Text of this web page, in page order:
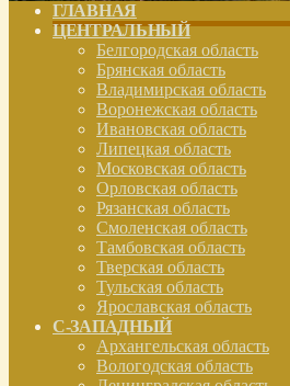
ГЛАВНАЯ
ЦЕНТРАЛЬНЫЙ
Белгородская область
Брянская область
Владимирская область
Воронежская область
Ивановская область
Липецкая область
Московская область
Орловская область
Рязанская область
Смоленская область
Тамбовская область
Тверская область
Тульская область
Ярославская область
С-ЗАПАДНЫЙ
Архангельская область
Вологодская область